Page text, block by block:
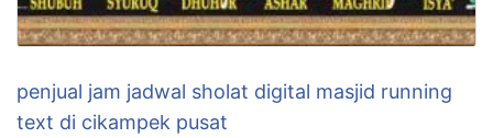
penjual jam jadwal sholat digital masjid running
text di cikampek pusat